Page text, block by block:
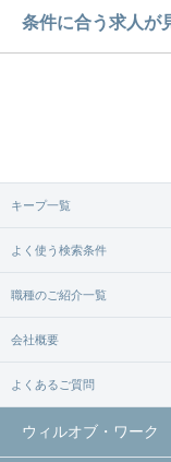
金町駅の派遣社
があるかぜひチ
条件に合う求人が
無料相談の登録は
キープ一覧
よく使う検索条件
職種のご紹介一覧
会社概要
よくあるご質問
ウィルオブ・ワーク